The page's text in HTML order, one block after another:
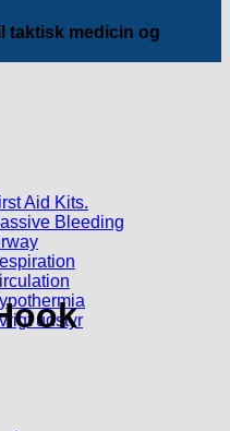
taktisk medicin og
Aid Kits.
Bleeding
udstyr